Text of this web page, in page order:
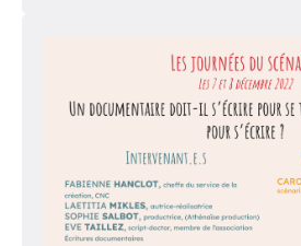
Buet LA PRATIQUE DES
SCENARISTES DEPUIS